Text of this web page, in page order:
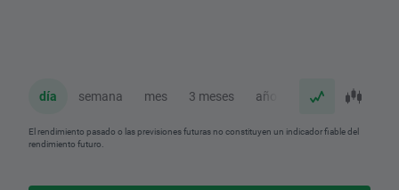
día semana mes 3 meses año
El rendimiento pasado o las previsiones futuras no constituyen un indicador fiable del
rendimiento futuro.